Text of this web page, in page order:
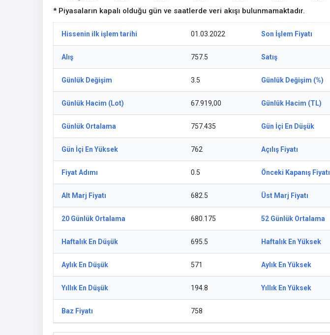
* Piyasaların kapalı olduğu gün ve saatlerde veri akışı bulunmamaktadır.
Hissenin ilk işlem tarihi 01.03.2022 Son İşlem Fiyatı
Alış 757.5 Satış
Günlük Değişim 3.5 Günlük Değişim (%)
Günlük Hacim (Lot) 67.919,00 Günlük Hacim (TL)
Günlük Ortalama 757.435 Gün İçi En Düşük
Gün İçi En Yüksek 762 Açılış Fiyatı
Fiyat Adımı 0.5 Önceki Kapanış Fiyatı
Alt Marj Fiyatı 682.5 Üst Marj Fiyatı
20 Günlük Ortalama 680.175 52 Günlük Ortalama
Haftalık En Düşük 695.5 Haftalık En Yüksek
Aylık En Düşük 571 Aylık En Yüksek
Yıllık En Düşük 194.8 Yıllık En Yüksek
Baz Fiyatı 758